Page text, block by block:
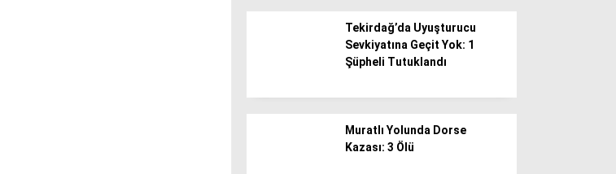
Tekirdağ’da Uyuşturucu
Sevkiyatına Geçit Yok: 1
Şüpheli Tutuklandı
Muratlı Yolunda Dorse
Kazası: 3 Ölü